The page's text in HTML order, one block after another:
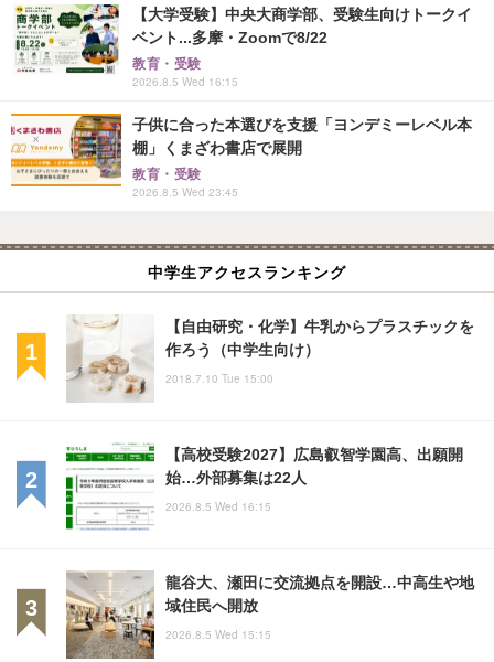
【大学受験】中央大商学部、受験生向けトークイ
ベント...多摩・Zoomで8/22
教育・受験
2026.8.5 Wed 16:15
子供に合った本選びを支援「ヨンデミーレベル本
棚」くまざわ書店で展開
教育・受験
2026.8.5 Wed 23:45
中学生アクセスランキング
【自由研究・化学】牛乳からプラスチックを
作ろう（中学生向け）
2018.7.10 Tue 15:00
【高校受験2027】広島叡智学園高、出願開
始…外部募集は22人
2026.8.5 Wed 16:15
龍谷大、瀬田に交流拠点を開設…中高生や地
域住民へ開放
2026.8.5 Wed 15:15